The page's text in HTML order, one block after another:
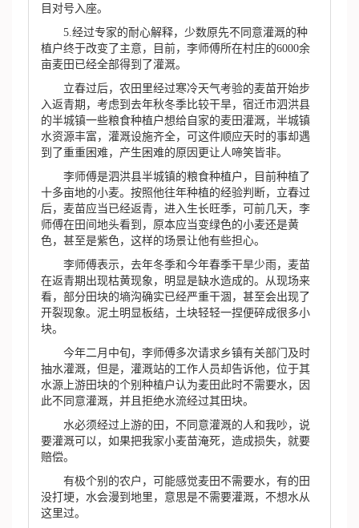
目对号入座。
5.经过专家的耐心解释，少数原先不同意灌溉的种
植户终于改变了主意，目前，李师傅所在村庄的6000余
亩麦田已经全部得到了灌溉。
立春过后，农田里经过寒冷天气考验的麦苗开始步
入返青期，考虑到去年秋冬季比较干旱，宿迁市泗洪县
的半城镇一些粮食种植户想给自家的麦田灌溉，半城镇
水资源丰富，灌溉设施齐全，可这件顺应天时的事却遇
到了重重困难，产生困难的原因更让人啼笑皆非。
李师傅是泗洪县半城镇的粮食种植户，目前种植了
十多亩地的小麦。按照他往年种植的经验判断，立春过
后，麦苗应当已经返青，进入生长旺季，可前几天，李
师傅在田间地头看到，原本应当变绿色的小麦还是黄
色，甚至是紫色，这样的场景让他有些担心。
李师傅表示，去年冬季和今年春季干旱少雨，麦苗
在返青期出现枯黄现象，明显是缺水造成的。从现场来
看，部分田块的墒沟确实已经严重干涸，甚至会出现了
开裂现象。泥土明显板结，土块轻轻一捏便碎成很多小
块。
今年二月中旬，李师傅多次请求乡镇有关部门及时
抽水灌溉，但是，灌溉站的工作人员却告诉他，位于其
水源上游田块的个别种植户认为麦田此时不需要水，因
此不同意灌溉，并且拒绝水流经过其田块。
水必须经过上游的田，不同意灌溉的人和我吵，说
要灌溉可以，如果把我家小麦苗淹死，造成损失，就要
赔偿。
有极个别的农户，可能感觉麦田不需要水，有的田
没打埂，水会漫到地里，意思是不需要灌溉，不想水从
这里过。